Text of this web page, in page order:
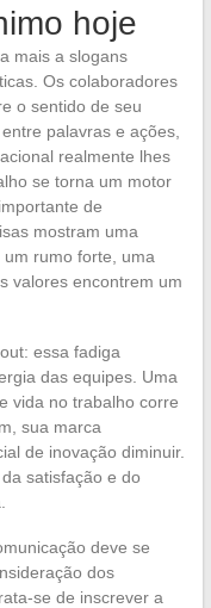
hoje
mais a slogans
Os colaboradores
o sentido de seu
palavras e ações,
realmente lhes
se torna um motor
de
mostram uma
rumo forte, uma
valores encontrem um
essa fadiga
das equipes. Uma
vida no trabalho corre
sua marca
de inovação diminuir.
satisfação e do
deve se
dos
se de inscrever a